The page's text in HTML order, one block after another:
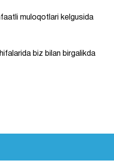
muloqotlari kelgusida
biz bilan birgalikda